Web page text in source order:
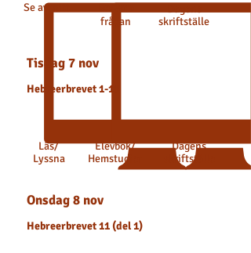
Se avsnitt
Besvara
frågan
skriftställe
Tisdag 7 nov
Hebreerbrevet 1-10
Läs/
Lyssna
Elevbok/
Hemstudier
Dagens
skriftställe
Onsdag 8 nov
Hebreerbrevet 11 (del 1)